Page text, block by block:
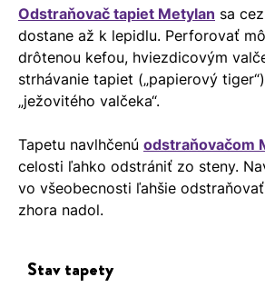
Odstraňovač tapiet Metylan sa
dostane až k lepidlu. Perforovať
drôtenou kefou, hviezdicovým
strhávanie tapiet („papierový
„ježovitého valčeka“.
Tapetu navlhčenú odstraňovačom
celosti ľahko odstrániť zo steny.
vo všeobecnosti ľahšie
zhora nadol.
Stav tapety